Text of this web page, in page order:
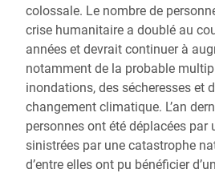
colossale. Le nombre de
crise humanitaire a doublé au
années et devrait continuer à
notamment de la probable
inondations, des sécheresses et
changement climatique. L’an
personnes ont été déplacées par
sinistrées par une catastrophe
d’entre elles ont pu bénéficier